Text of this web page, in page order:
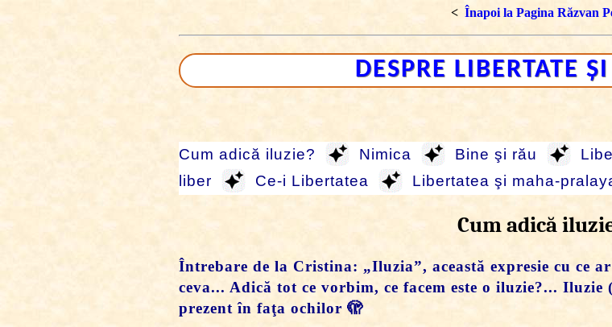
< Înapoi la Pagina Răzvan
DESPRE LIBERTATE
Cum adică iluzie? Nimica Bine şi rău
liber
Ce-i Libertatea Libertatea şi maha-
Cum adică
Întrebare de la Cristina: „Iluzia”, această expresie cu ce
ceva... Adică tot ce vorbim, ce facem este o iluzie?...
prezent în faţa ochilor 🫣